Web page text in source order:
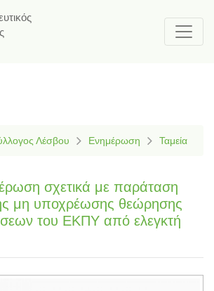
Λέσβου Ενημέρωση Ταμεία
σχετικά με παράταση
μη υποχρέωσης θεώρησης
του ΕΚΠΥ από ελεγκτή